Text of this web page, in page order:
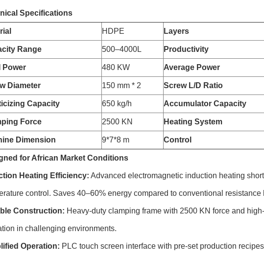
Specifications
HDPE Layers
Range 500–4000L Productivity
Power 480 KW Average Power
Diameter 150 mm * 2 Screw L/D Ratio
Capacity 650 kg/h Accumulator Capacity
Force 2500 KN Heating System
Dimension 9*7*8 m Control
for African Market Conditions
Heating Efficiency: Advanced electromagnetic induction heating
control. Saves 40–60% energy compared to conventional resistance
Construction: Heavy-duty clamping frame with 2500 KN force and
in challenging environments.
Operation: PLC touch screen interface with pre-set production